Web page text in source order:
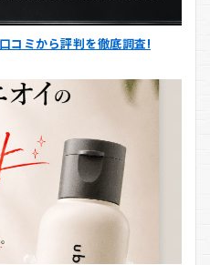
コミから評判を徹底調査!